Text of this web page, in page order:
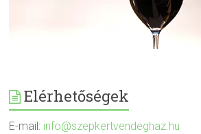
Elérhetőségek
E-mail: info@szepkertvendeghaz.hu